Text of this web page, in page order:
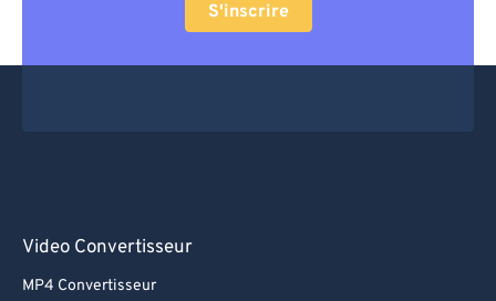
S'inscrire
Video Convertisseur
MP4 Convertisseur